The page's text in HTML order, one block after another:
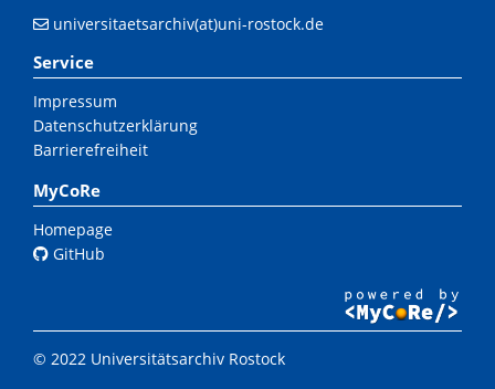
universitaetsarchiv(at)uni-rostock.de
Service
Impressum
Datenschutzerklärung
Barrierefreiheit
MyCoRe
Homepage
GitHub
© 2022 Universitätsarchiv Rostock